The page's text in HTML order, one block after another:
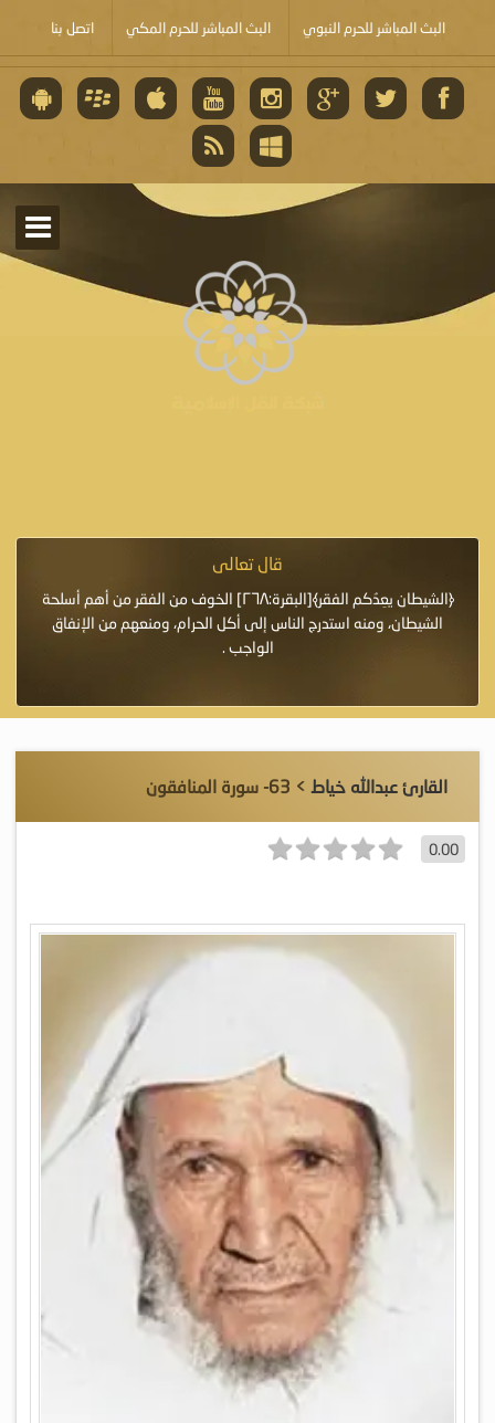
البث المباشر للحرم النبوي البث المباشر للحرم المكي اتصل بنا
قال تعالى
﴿الشيطان يعِدُكم الفقر﴾[البقرة:٢٦٨] الخوف من الفقر من أهم أسلحة
الشيطان، ومنه استدرج الناس إلى أكل الحرام، ومنعهم من الإنفاق
الواجب .
القارئ عبدالله خياط > 63- سورة المنافقون
0.00